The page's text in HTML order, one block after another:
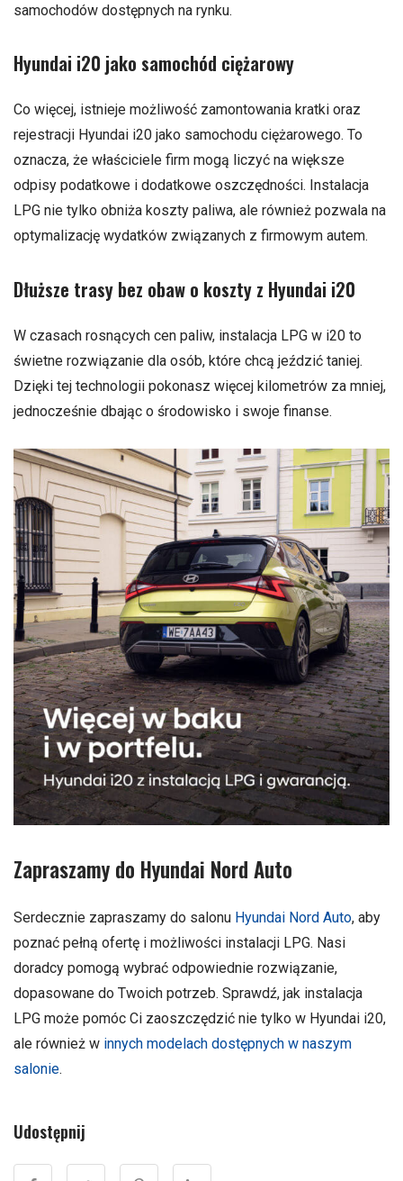
samochodów dostępnych na rynku.
Hyundai i20 jako samochód ciężarowy
Co więcej, istnieje możliwość zamontowania kratki oraz
rejestracji Hyundai i20 jako samochodu ciężarowego. To
oznacza, że właściciele firm mogą liczyć na większe
odpisy podatkowe i dodatkowe oszczędności. Instalacja
LPG nie tylko obniża koszty paliwa, ale również pozwala na
optymalizację wydatków związanych z firmowym autem.
Dłuższe trasy bez obaw o koszty z Hyundai i20
W czasach rosnących cen paliw, instalacja LPG w i20 to
świetne rozwiązanie dla osób, które chcą jeździć taniej.
Dzięki tej technologii pokonasz więcej kilometrów za mniej,
jednocześnie dbając o środowisko i swoje finanse.
Zapraszamy do Hyundai Nord Auto
Serdecznie zapraszamy do salonu Hyundai Nord Auto, aby
poznać pełną ofertę i możliwości instalacji LPG. Nasi
doradcy pomogą wybrać odpowiednie rozwiązanie,
dopasowane do Twoich potrzeb. Sprawdź, jak instalacja
LPG może pomóc Ci zaoszczędzić nie tylko w Hyundai i20,
ale również w innych modelach dostępnych w naszym
salonie.
Udostępnij